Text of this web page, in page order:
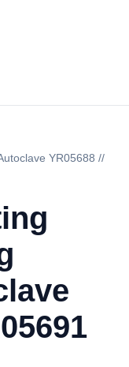
YR05688 //